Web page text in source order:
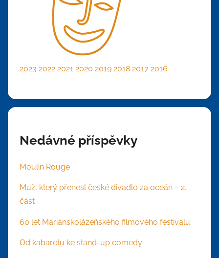
2023 2022 2021 2020 2019 2018 2017 2016
Nedávné příspěvky
Moulin Rouge
Muž, který přenesl české divadlo za oceán – 2.
část
60 let Mariánskolázeňského filmového festivalu.
Od kabaretu ke stand-up comedy